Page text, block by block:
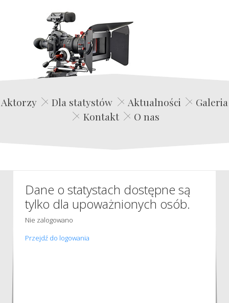
Edwin Film Agencja Aktorska
Aktorzy Dla statystów Aktualności
Galeria
Kontakt
O nas
Dane o statystach dostępne są
tylko dla upoważnionych osób.
Nie zalogowano
Przejdź do logowania